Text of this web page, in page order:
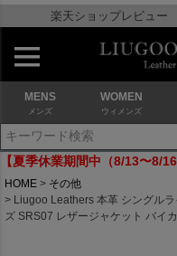
楽天ショップレビュー
MENS
メンズ
WOMEN
ウィメンズ
【夏季休業期間中（8/13〜8/
HOME
その他
Liugoo Leathers 本革 シングル
ズ SRS07 レザージャケット バイ